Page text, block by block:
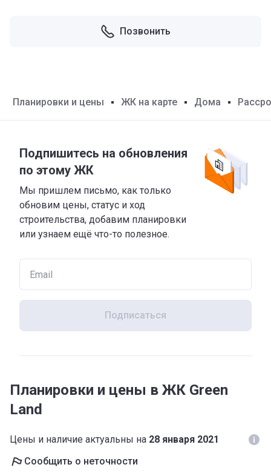
Позвонить
Планировки и цены ЖК на карте Дома
Подпишитесь на обновления
по этому ЖК
Мы пришлем письмо, как только
обновим цены, статус и ход
строительства, добавим планировки
или узнаем ещё что-то полезное.
Подписаться
Планировки и цены в ЖК Green
Land
Цены и наличие актуальны на 28 января 2021
Сообщить о неточности